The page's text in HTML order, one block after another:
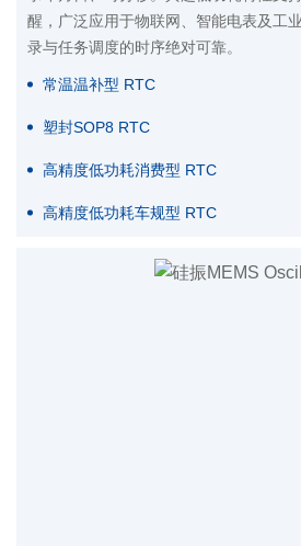
醒，广泛应用于物联网、智能电表及工
录与任务调度的时序绝对可靠。
常温温补型 RTC
塑封SOP8 RTC
高精度低功耗消费型 RTC
高精度低功耗车规型 RTC